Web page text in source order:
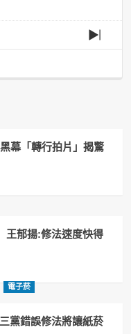
Next
幕「轉行拍片」揭驚
郁揚:修法速度快得
電子菸
黨錯誤修法將讓紙菸